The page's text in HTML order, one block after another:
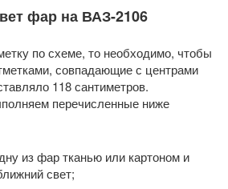
фар на ВАЗ-2106
по схеме, то необходимо, чтобы
совпадающие с центрами
118 сантиметров.
перечисленные ниже
из фар тканью или картоном и
свет;